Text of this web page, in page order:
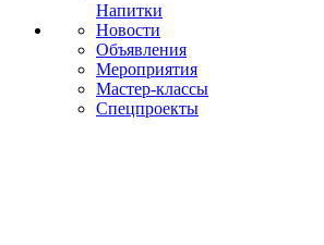
Напитки
Новости
Объявления
Мероприятия
Мастер-классы
Спецпроекты